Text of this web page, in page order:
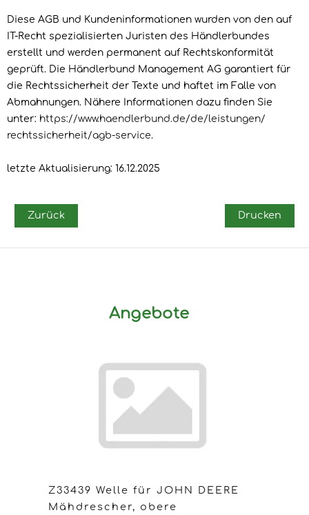
Diese AGB und Kundeninformationen wurden von den auf
IT-Recht spezialisierten Juristen des Händlerbundes
erstellt und werden permanent auf Rechtskonformität
geprüft. Die Händlerbund Management AG garantiert für
die Rechtssicherheit der Texte und haftet im Falle von
Abmahnungen. Nähere Informationen dazu finden Sie
unter: https://www.haendlerbund.de/de/leistungen/
rechtssicherheit/agb-service.
letzte Aktualisierung: 16.12.2025
Zurück Drucken
Angebote
Z33439 Welle für JOHN DEERE
Mähdrescher, obere